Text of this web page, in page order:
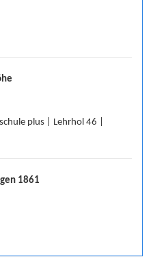
plus | Lehrhol 46 |
1861